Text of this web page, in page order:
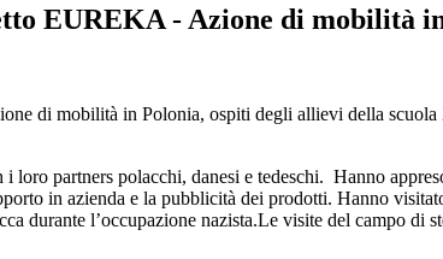
EUREKA - Azione di mobilità
di mobilità in Polonia, ospiti degli allievi della
partners polacchi, danesi e tedeschi. Hanno
in azienda e la pubblicità dei prodotti. Hanno
durante l’occupazione nazista.Le visite del campo di